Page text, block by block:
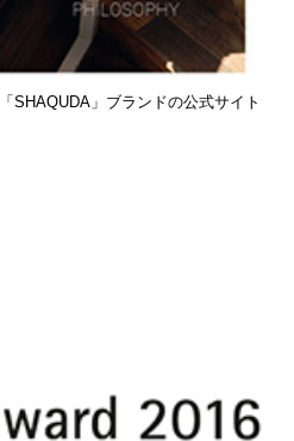
SHAQUDA」ブランドの公式サイト